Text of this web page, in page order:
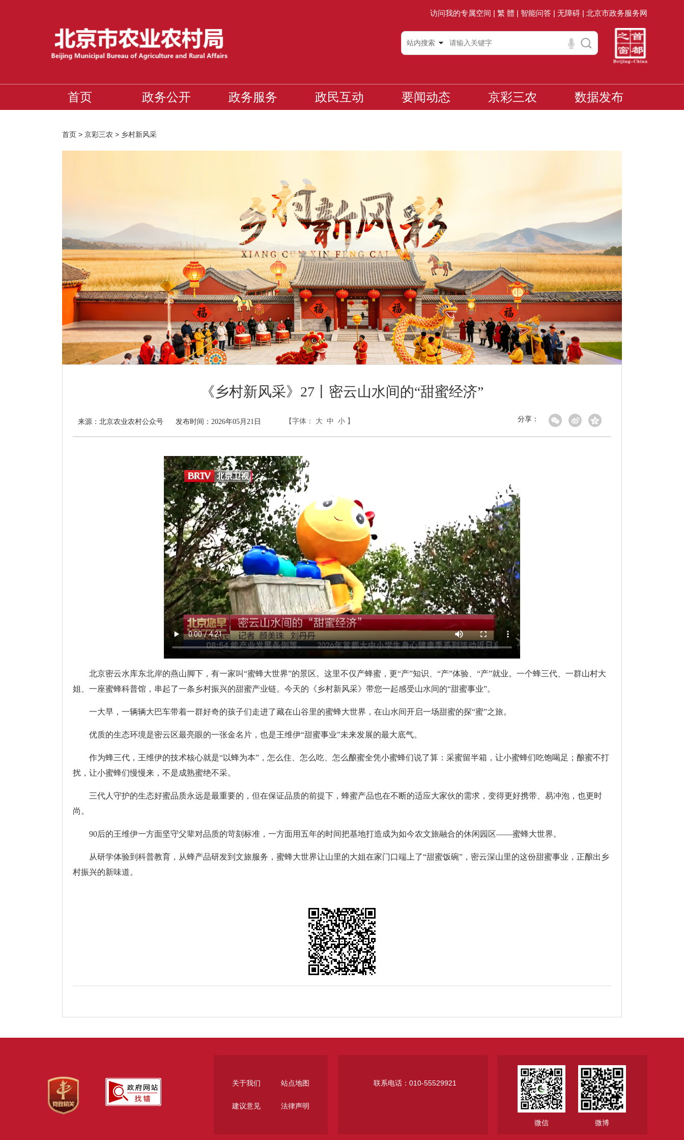
访问我的专属空间 | 繁 體 | 智能问答 | 无障碍 | 北京市政务服务网
站内搜索
首页 政务公开 政务服务 政民互动 要闻动态 京彩三农 数据发布
首页 > 京彩三农 > 乡村新风采
《乡村新风采》27丨密云山水间的“甜蜜经济”
来源： 北京农业农村公众号 发布时间：2026年05月21日 【字体： 大 中 小 】 分享：
北京密云水库东北岸的燕山脚下，有一家叫“蜜蜂大世界”的景区。这里不仅产蜂蜜，更“产”知识、“产”体验、“产”就业。一个蜂三代、一群山村大
姐、一座蜜蜂科普馆，串起了一条乡村振兴的甜蜜产业链。今天的《乡村新风采》带您一起感受山水间的“甜蜜事业”。
一大早，一辆辆大巴车带着一群好奇的孩子们走进了藏在山谷里的蜜蜂大世界，在山水间开启一场甜蜜的探“蜜”之旅。
优质的生态环境是密云区最亮眼的一张金名片，也是王维伊“甜蜜事业”未来发展的最大底气。
作为蜂三代，王维伊的技术核心就是“以蜂为本”，怎么住、怎么吃、怎么酿蜜全凭小蜜蜂们说了算：采蜜留半箱，让小蜜蜂们吃饱喝足；酿蜜不打
扰，让小蜜蜂们慢慢来，不是成熟蜜绝不采。
三代人守护的生态好蜜品质永远是最重要的，但在保证品质的前提下，蜂蜜产品也在不断的适应大家伙的需求，变得更好携带、易冲泡，也更时
尚。
90后的王维伊一方面坚守父辈对品质的苛刻标准，一方面用五年的时间把基地打造成为如今农文旅融合的休闲园区——蜜蜂大世界。
从研学体验到科普教育，从蜂产品研发到文旅服务，蜜蜂大世界让山里的大姐在家门口端上了“甜蜜饭碗”，密云深山里的这份甜蜜事业，正酿出乡
村振兴的新味道。
关于我们 站点地图
建议意见 法律声明
联系电话：010-55529921
微信 微博